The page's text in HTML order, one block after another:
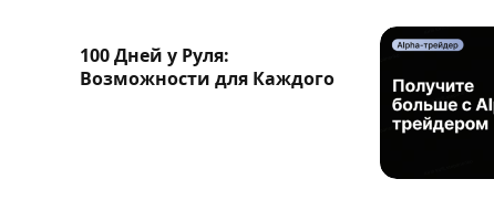
100 Дней у Руля:
Возможности для Каждого